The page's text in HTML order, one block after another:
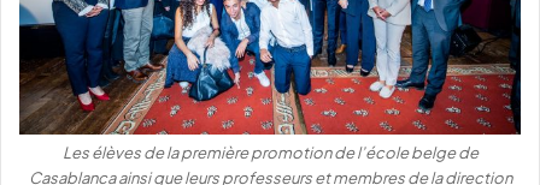
Les élèves de la première promotion de l’école belge de
Casablanca ainsi que leurs professeurs et membres de la direction